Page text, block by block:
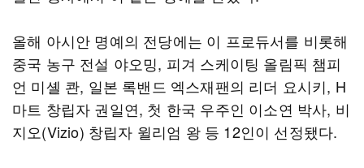
올해 아시안 명예의 전당에는 이 프로듀서를 비롯해
중국 농구 전설 야오밍, 피겨 스케이팅 올림픽 챔피
언 미셸 콴, 일본 록밴드 엑스재팬의 리더 요시키, H
마트 창립자 권일연, 첫 한국 우주인 이소연 박사, 비
지오(Vizio) 창립자 윌리엄 왕 등 12인이 선정됐다.